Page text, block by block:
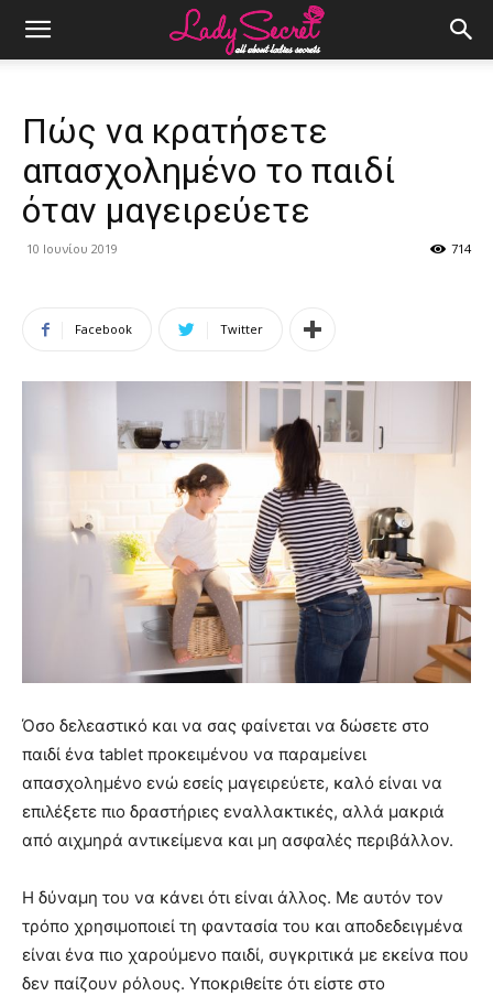
Πώς να κρατήσετε
απασχολημένο το παιδί
όταν μαγειρεύετε
10 Ιουνίου 2019 714
Facebook Twitter
Όσο δελεαστικό και να σας φαίνεται να δώσετε στο
παιδί ένα tablet προκειμένου να παραμείνει
απασχολημένο ενώ εσείς μαγειρεύετε, καλό είναι να
επιλέξετε πιο δραστήριες εναλλακτικές, αλλά μακριά
από αιχμηρά αντικείμενα και μη ασφαλές περιβάλλον.
Η δύναμη του να κάνει ότι είναι άλλος. Με αυτόν τον
τρόπο χρησιμοποιεί τη φαντασία του και αποδεδειγμένα
είναι ένα πιο χαρούμενο παιδί, συγκριτικά με εκείνα που
δεν παίζουν ρόλους. Υποκριθείτε ότι είστε στο